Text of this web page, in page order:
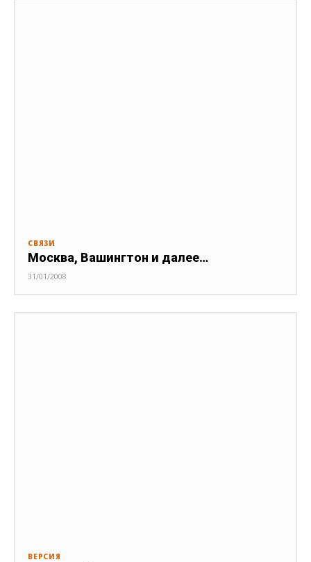
СВЯЗИ
Москва, Вашингтон и далее…
31/01/2008
ВЕРСИЯ